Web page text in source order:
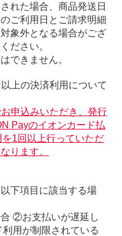
れた場合、商品発送日
ご利用日とご請求明細
象外となる場合がござ
ださい。
できません。
上の決済利用について
申込みいただき、発行
Payのイオンカード払
1回以上行っていただ
ります。
下項目に該当する場
②お支払いが遅延し
用が制限されている